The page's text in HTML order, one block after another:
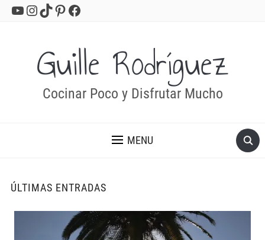
YouTube
Instagram
TikTok
Pinterest
Facebook
Guille Rodríguez
Cocinar Poco y Disfrutar Mucho
MENU
ÚLTIMAS ENTRADAS